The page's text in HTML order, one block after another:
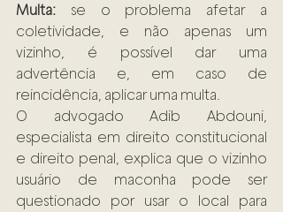
Multa: se o problema afetar a
coletividade, e não apenas um
vizinho, é possível dar uma
advertência e, em caso de
reincidência, aplicar uma multa.
O advogado Adib Abdouni,
especialista em direito constitucional
e direito penal, explica que o vizinho
usuário de maconha pode ser
questionado por usar o local para